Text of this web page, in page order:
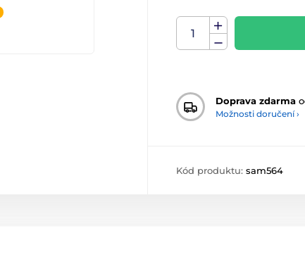
Doprava zdarma
Možnosti doručení ›
Kód produktu: sam564